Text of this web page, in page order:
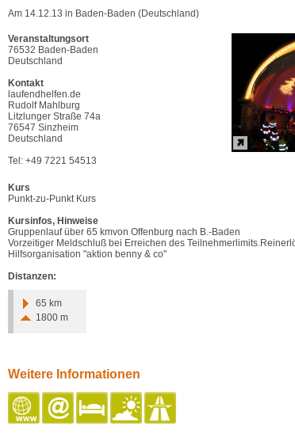
Am 14.12.13 in Baden-Baden (Deutschland)
Veranstaltungsort
76532 Baden-Baden
Deutschland
Kontakt
laufendhelfen.de
Rudolf Mahlburg
Litzlunger Straße 74a
76547 Sinzheim
Deutschland
Tel: +49 7221 54513
Kurs
Punkt-zu-Punkt Kurs
Kursinfos, Hinweise
Gruppenlauf über 65 kmvon Offenburg nach B.-Baden
Vorzeitiger Meldschluß bei Erreichen des
Hilfsorganisation "aktion benny & co"
Distanzen:
65 km
1800 m
Weitere Informationen